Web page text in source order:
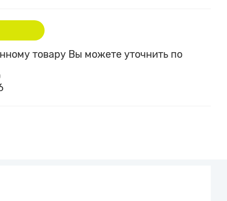
товару Вы можете уточнить по